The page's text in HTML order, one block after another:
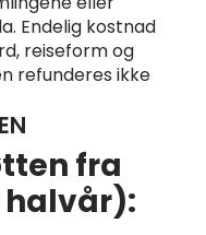
Endelig kostnad
reiseform og
refunderes ikke
fra
halvår):